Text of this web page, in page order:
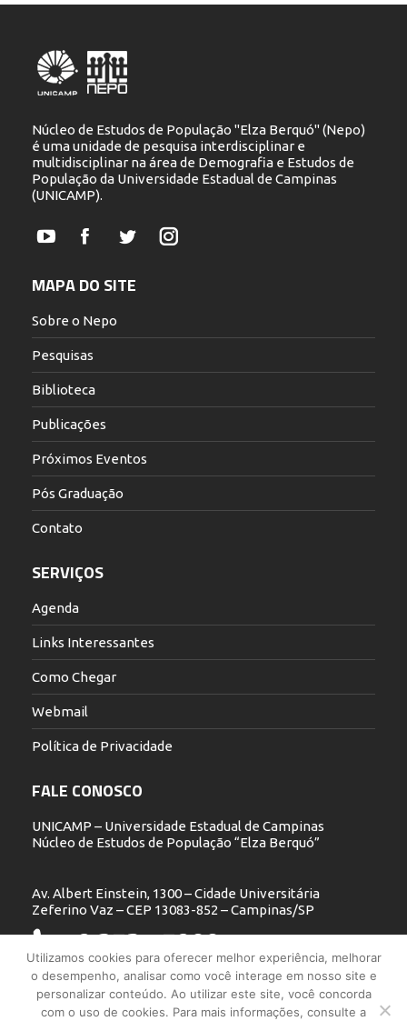
Núcleo de Estudos de População "Elza Berquó" (Nepo)
é uma unidade de pesquisa interdisciplinar e
multidisciplinar na área de Demografia e Estudos de
População da Universidade Estadual de Campinas
(UNICAMP).
YouTubeFacebookTwitterInstagram
MAPA DO SITE
Sobre o Nepo
Pesquisas
Biblioteca
Publicações
Próximos Eventos
Pós Graduação
Contato
SERVIÇOS
Agenda
Links Interessantes
Como Chegar
Webmail
Política de Privacidade
FALE CONOSCO
UNICAMP – Universidade Estadual de Campinas
Núcleo de Estudos de População “Elza Berquó”
Av. Albert Einstein, 1300 – Cidade Universitária
Zeferino Vaz – CEP 13083-852 – Campinas/SP
19 3521.5900
nepo@unicamp.br
Utilizamos cookies para oferecer melhor experiência, melhorar
o desempenho, analisar como você interage em nosso site e
personalizar conteúdo. Ao utilizar este site, você concorda
com o uso de cookies. Para mais informações, consulte a